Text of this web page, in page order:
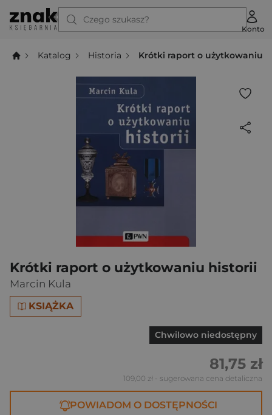
Czego szukasz?
Konto
Katalog Historia Krótki raport o użytkowaniu
Krótki raport o użytkowaniu historii
Marcin Kula
KSIĄŻKA
Chwilowo niedostępny
81,75 zł
109,00 zł - sugerowana cena detaliczna
POWIADOM O DOSTĘPNOŚCI